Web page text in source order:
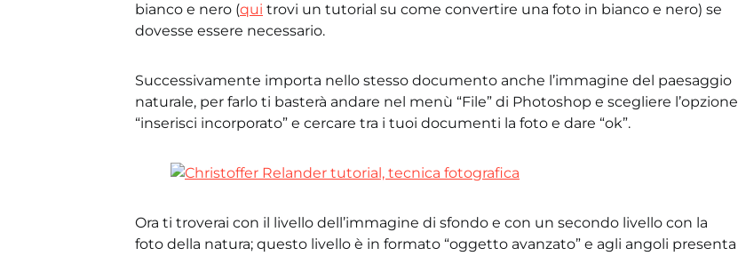
bianco e nero (qui trovi un tutorial su come convertire una foto in bianco e nero) se
dovesse essere necessario.
Successivamente importa nello stesso documento anche l’immagine del paesaggio
naturale, per farlo ti basterà andare nel menù “File” di Photoshop e scegliere l’opzione
“inserisci incorporato” e cercare tra i tuoi documenti la foto e dare “ok”.
Ora ti troverai con il livello dell’immagine di sfondo e con un secondo livello con la
foto della natura; questo livello è in formato “oggetto avanzato” e agli angoli presenta